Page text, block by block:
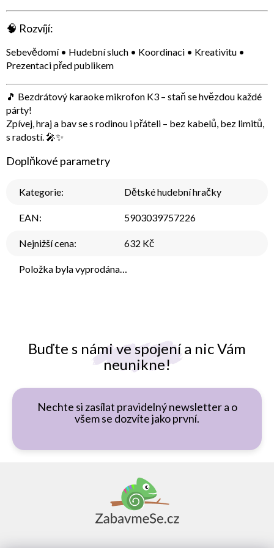
Buďte s námi ve spojení a nic Vám
neunikne!
Nechte si zasílat pravidelný newsletter a o
všem se dozvíte jako první.
🧠 Rozvíjí:
Sebevědomí • Hudební sluch • Koordinaci • Kreativitu •
Prezentaci před publikem
🎵 Bezdrátový karaoke mikrofon K3 – staň se hvězdou každé
párty!
Zpívej, hraj a bav se s rodinou i přáteli – bez kabelů, bez limitů,
s radostí. 🎤✨
Doplňkové parametry
Kategorie: Dětské hudební hračky
EAN: 5903039757226
Nejnižší cena: 632 Kč
Položka byla vyprodána…